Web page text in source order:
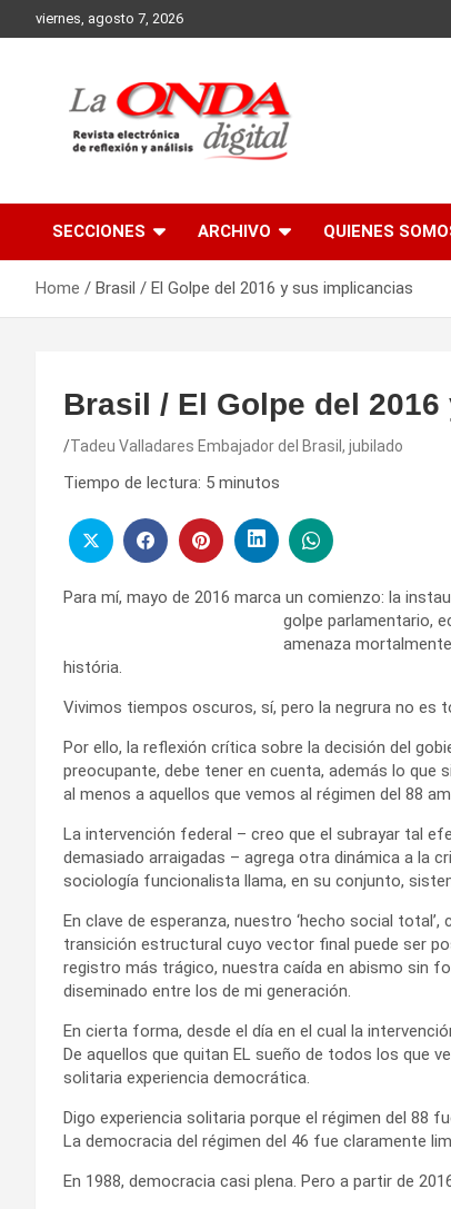
to
viernes, agosto 7, 2026
SECCIONES ARCHIVO QUIENES
Home Brasil / El Golpe del 2016 y sus implicancias
Brasil / El Golpe del
Tadeu Valladares Embajador del Brasil, jubilado
Tiempo de lectura: 5 minutos
Para mí, mayo de 2016 marca un comienzo: la
golpe parlamentario,
amenaza
história.
Vivimos tiempos oscuros, sí, pero la negrura no es
Por ello, la reflexión crítica sobre la decisión del
preocupante, debe tener en cuenta, además lo
al menos a aquellos que vemos al régimen del 88
La intervención federal – creo que el subrayar tal
demasiado arraigadas – agrega otra dinámica a la
sociología funcionalista llama, en su conjunto,
En clave de esperanza, nuestro ‘hecho social
transición estructural cuyo vector final puede ser
registro más trágico, nuestra caída en abismo sin
diseminado entre los de mi generación.
En cierta forma, desde el día en el cual la
De aquellos que quitan EL sueño de todos los que
solitaria experiencia democrática.
Digo experiencia solitaria porque el régimen del 88
La democracia del régimen del 46 fue claramente
En 1988, democracia casi plena. Pero a partir de